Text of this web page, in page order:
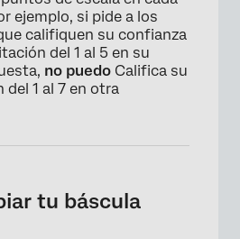
ejemplo, si pide a los
califiquen su confianza
del 1 al 5 en su
no puedo Califica su
1 al 7 en otra
tu báscula